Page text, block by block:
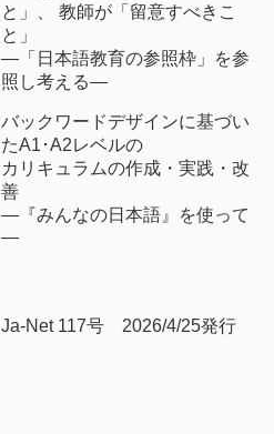
と」、 教師が「留意すべきこ
と」
―「日本語教育の参照枠」を参
照し考える―
バックワードデザインに基づい
たA1･A2レベルの
カリキュラムの作成・実践・改
善
―『みんなの日本語』を使って
―
Ja-Net 117号 2026/4/25発行